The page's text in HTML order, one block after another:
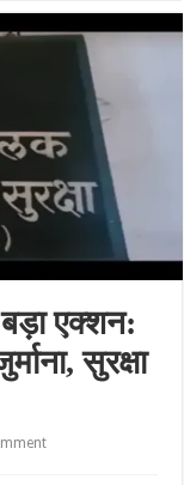
एक्शन:
सुरक्षा